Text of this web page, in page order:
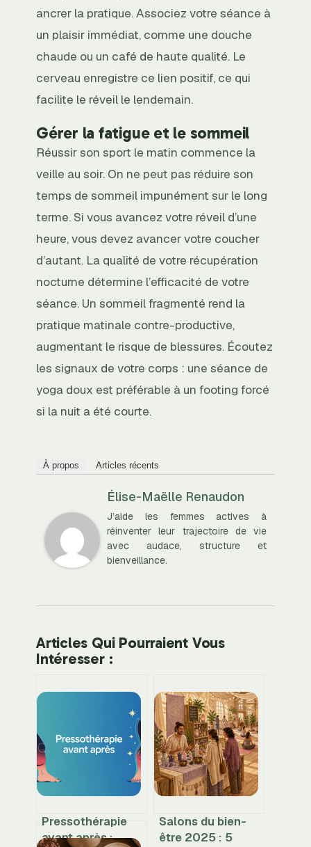
ancrer la pratique. Associez votre séance à
un plaisir immédiat, comme une douche
chaude ou un café de haute qualité. Le
cerveau enregistre ce lien positif, ce qui
facilite le réveil le lendemain.
Gérer la fatigue et le sommeil
Réussir son sport le matin commence la
veille au soir. On ne peut pas réduire son
temps de sommeil impunément sur le long
terme. Si vous avancez votre réveil d’une
heure, vous devez avancer votre coucher
d’autant. La qualité de votre récupération
nocturne détermine l’efficacité de votre
séance. Un sommeil fragmenté rend la
pratique matinale contre-productive,
augmentant le risque de blessures. Écoutez
les signaux de votre corps : une séance de
yoga doux est préférable à un footing forcé
si la nuit a été courte.
À propos Articles récents
Élise-Maëlle Renaudon
J’aide les femmes actives à
réinventer leur trajectoire de vie
avec audace, structure et
bienveillance.
Articles Qui Pourraient Vous
Intéresser :
Pressothérapie
avant après :
Salons du bien-
être 2025 : 5